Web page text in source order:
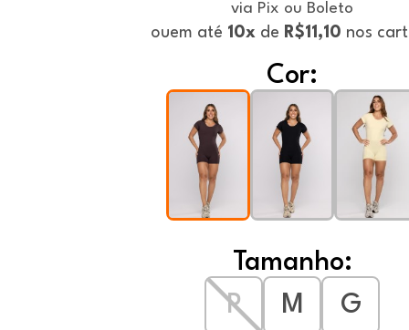
via Pix ou Boleto
ouem até 10xde R$11,10 nos
Cor:
Tamanho:
P
M G